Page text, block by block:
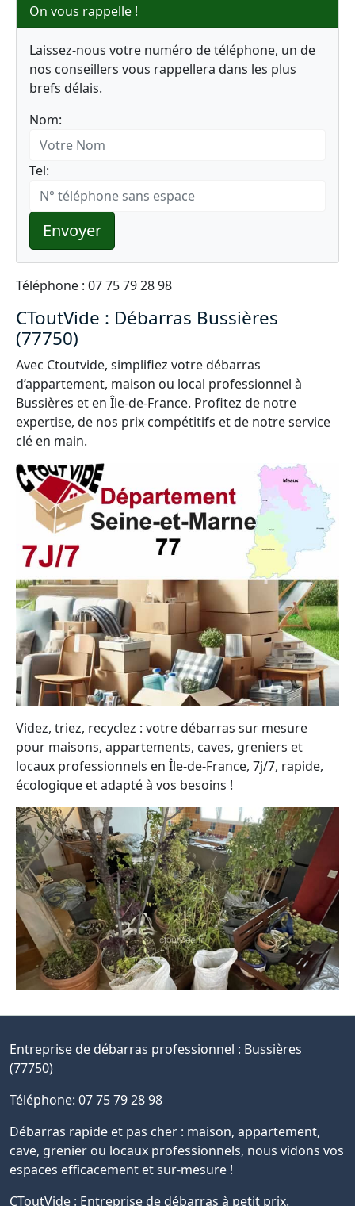
On vous rappelle !
Laissez-nous votre numéro de téléphone, un de
nos conseillers vous rappellera dans les plus
brefs délais.
Nom:
Tel:
Envoyer
Téléphone : 07 75 79 28 98
CToutVide : Débarras Bussières
(77750)
Avec Ctoutvide, simplifiez votre débarras
d’appartement, maison ou local professionnel à
Bussières et en Île-de-France. Profitez de notre
expertise, de nos prix compétitifs et de notre service
clé en main.
Videz, triez, recyclez : votre débarras sur mesure
pour maisons, appartements, caves, greniers et
locaux professionnels en Île-de-France, 7j/7, rapide,
écologique et adapté à vos besoins !
Entreprise de débarras professionnel : Bussières
(77750)
Téléphone: 07 75 79 28 98
Débarras rapide et pas cher : maison, appartement,
cave, grenier ou locaux professionnels, nous vidons vos
espaces efficacement et sur-mesure !
CToutVide : Entreprise de débarras à petit prix.